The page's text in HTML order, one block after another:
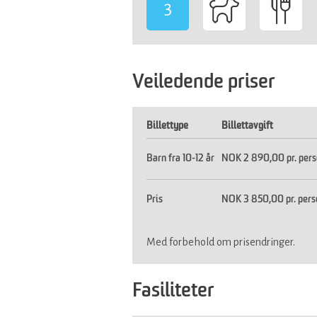
3
Veiledende priser
Billettype Billettavgift
Barn fra 10-12 år NOK 2 890,00 pr.
Pris NOK 3 850,00 pr.
Med forbehold om prisendringer.
Fasiliteter